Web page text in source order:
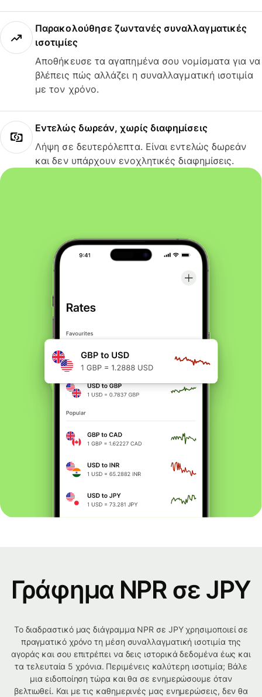
Παρακολούθησε ζωντανές συναλλαγματικές
ισοτιμίες
Αποθήκευσε τα αγαπημένα σου νομίσματα για να
βλέπεις πώς αλλάζει η συναλλαγματική ισοτιμία
με τον χρόνο.
Εντελώς δωρεάν, χωρίς διαφημίσεις
Λήψη σε δευτερόλεπτα. Είναι εντελώς δωρεάν
και δεν υπάρχουν ενοχλητικές διαφημίσεις.
Γράφημα NPR σε JPY
Το διαδραστικό μας διάγραμμα NPR σε JPY χρησιμοποιεί σε
πραγματικό χρόνο τη μέση συναλλαγματική ισοτιμία της
αγοράς και σου επιτρέπει να δεις ιστορικά δεδομένα έως και
τα τελευταία 5 χρόνια. Περιμένεις καλύτερη ισοτιμία; Βάλε
μια ειδοποίηση τώρα και θα σε ενημερώσουμε όταν
βελτιωθεί. Και με τις καθημερινές μας ενημερώσεις, δεν θα